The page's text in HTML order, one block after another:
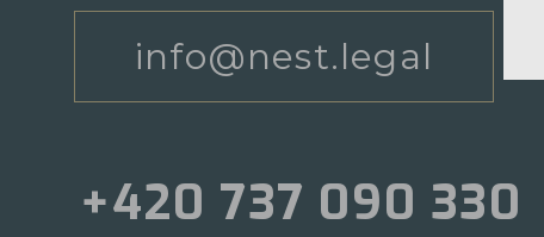
info@nest.legal
+420 737 090 330